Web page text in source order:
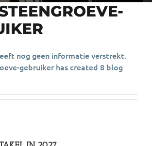
nog geen informatie verstrekt.
gebruiker has created 8 blog